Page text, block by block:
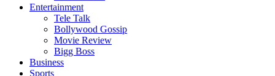
Entertainment
Tele Talk
Bollywood Gossip
Movie Review
Bigg Boss
Business
Sports